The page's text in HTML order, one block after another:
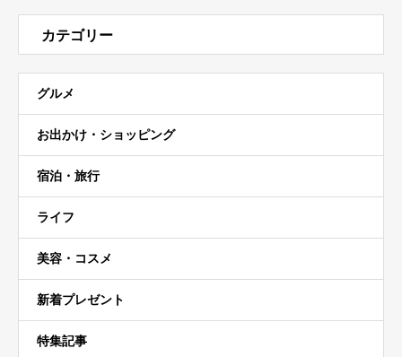
カテゴリー
グルメ
お出かけ・ショッピング
宿泊・旅行
ライフ
美容・コスメ
新着プレゼント
特集記事